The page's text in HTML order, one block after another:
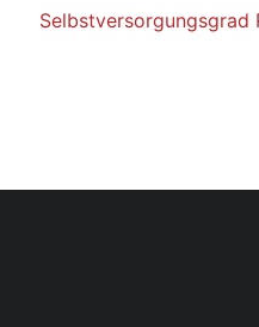
Selbstversorgungsgrad